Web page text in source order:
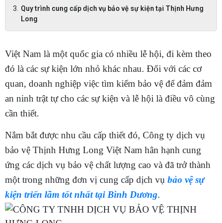
Quy trình cung cấp dịch vụ bảo vệ sự kiện tại Thịnh Hưng
Long
Việt Nam là một quốc gia có nhiều lễ hội, đi kèm theo
đó là các sự kiện lớn nhỏ khác nhau. Đối với các cơ
quan, doanh nghiệp việc tìm kiếm bảo vệ để đảm đảm
an ninh trật tự cho các sự kiện và lễ hội là điều vô cùng
cần thiết.
Nắm bắt được nhu cầu cấp thiết đó, Công ty dịch vụ
bảo vệ Thịnh Hưng Long Việt Nam hân hạnh cung
ứng các dịch vụ bảo vệ chất lượng cao và đã trở thành
một trong những đơn vị cung cấp dịch vụ bảo vệ sự
kiện triển lãm tốt nhất tại Bình Dương.